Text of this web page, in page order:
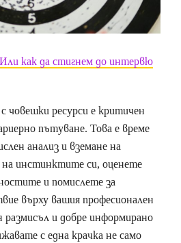
как да стигнем до интервю
човешки ресурси е критичен
пътуване. Това е време
анализ и вземане на
инстинктите си, оценете
и помислете за
върху вашия професионален
и добре информирано
с една крачка не само